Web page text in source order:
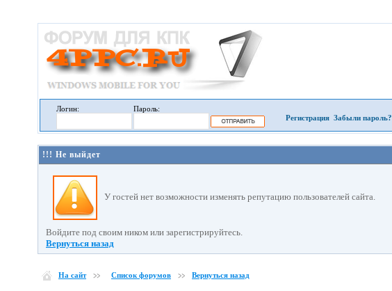
Логин:
Пароль:
Регистрация Забыли пароль?
!!! Не выйдет
У гостей нет возможности изменять репутацию пользователей сайта.
Войдите под своим ником или зарегистрируйтесь.
Вернуться назад
На сайт Список форумов Вернуться назад